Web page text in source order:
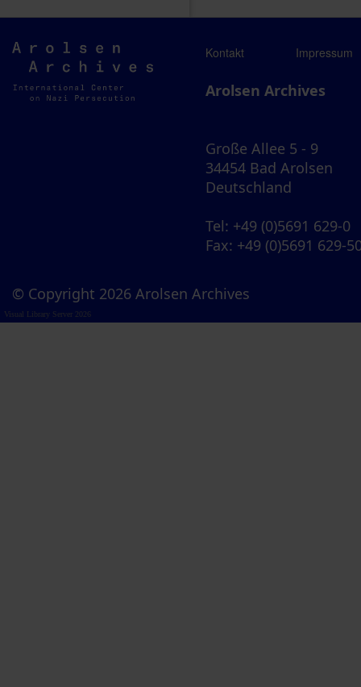
Arolsen
Archives
Kontakt Impressum
Arolsen Archives
Große Allee 5 - 9
34454 Bad Arolsen
Deutschland
Tel: +49 (0)5691 629-0
Fax: +49 (0)5691 629-
© Copyright 2026 Arolsen Archives
Visual Library Server 2026